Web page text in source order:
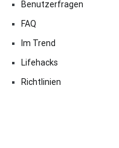
Benutzerfragen
FAQ
Im Trend
Lifehacks
Richtlinien